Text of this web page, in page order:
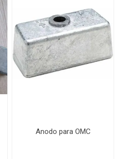
Anodo para OMC